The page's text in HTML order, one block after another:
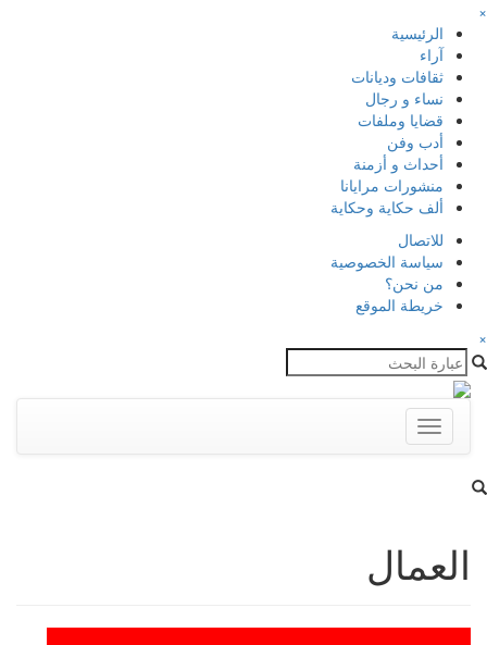
×
الرئيسية
آراء
ثقافات وديانات
نساء و رجال
قضايا وملفات
أدب وفن
أحداث و أزمنة
منشورات مرايانا
ألف حكاية وحكاية
للاتصال
سياسة الخصوصية
من نحن؟
خريطة الموقع
×
Toggle
navigation
العمال